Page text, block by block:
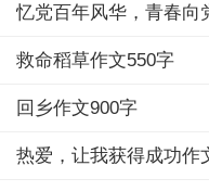
忆党百年风华，青春向
救命稻草作文550字
回乡作文900字
热爱，让我获得成功作